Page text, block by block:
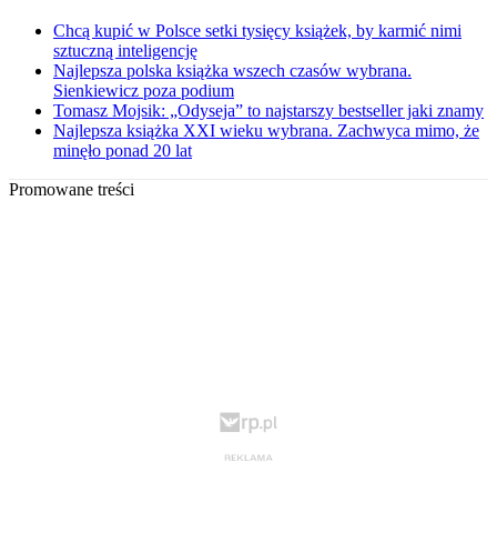
Chcą kupić w Polsce setki tysięcy książek, by karmić nimi
sztuczną inteligencję
Najlepsza polska książka wszech czasów wybrana.
Sienkiewicz poza podium
Tomasz Mojsik: „Odyseja” to najstarszy bestseller jaki znamy
Najlepsza książka XXI wieku wybrana. Zachwyca mimo, że
minęło ponad 20 lat
Promowane treści